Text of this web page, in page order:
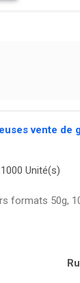
vente de
1000 Unité(s)
formats 50g,